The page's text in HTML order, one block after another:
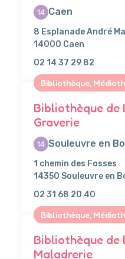
14 Caen
8 Esplanade André
14000 Caen
02 14 37 29 82
Bibliothèque,
Bibliothèque de
Graverie
14 Souleuvre en
1 chemin des Fosses
14350 Souleuvre en
02 31 68 20 40
Bibliothèque,
Bibliothèque de
Maladrerie